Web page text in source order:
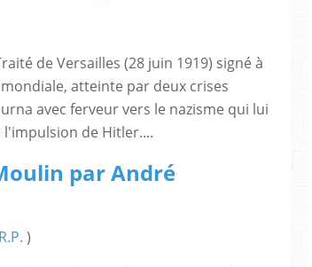
de Versailles (28 juin 1919) signé à
atteinte par deux crises
avec ferveur vers le nazisme qui lui
de Hitler....
par André
)